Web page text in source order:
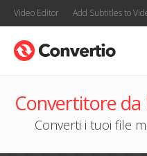
Video Editor Add Subtitles to
Convertitore da
Converti i tuoi file